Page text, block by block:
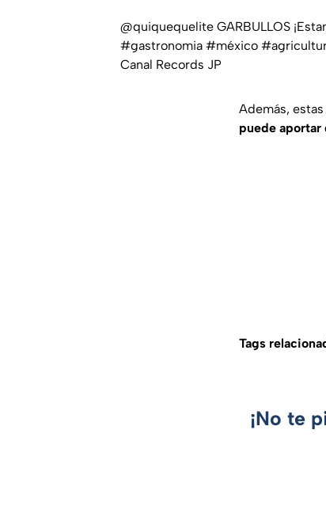
@quiquequelite GARBULLOS
#gastronomia #méxico
Canal Records JP
Además,
puede aportar
Tags
¡No te